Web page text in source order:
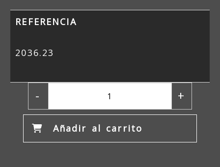
REFERENCIA
2036.23
- +
Añadir al carrito